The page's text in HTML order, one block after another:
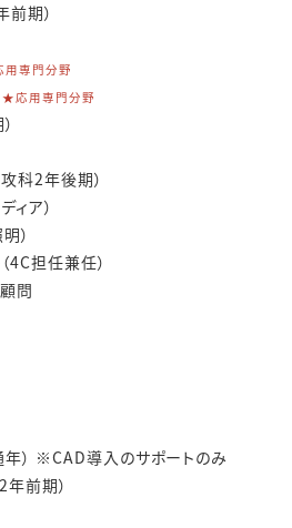
前期）
専門分野
★応用専門分野
科2年後期）
ア）
）
担任兼任）
問
） ※CAD導入のサポートのみ
年前期）